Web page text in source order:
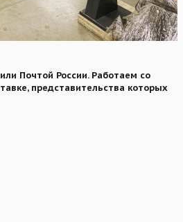
Почтой России. Работаем со
представительства которых